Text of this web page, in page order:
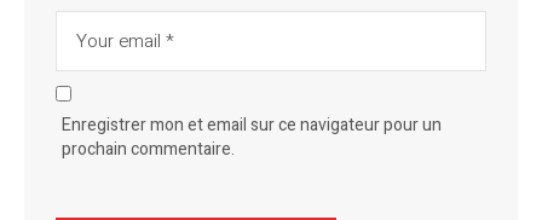
Enregistrer mon et email sur ce navigateur pour un
prochain commentaire.